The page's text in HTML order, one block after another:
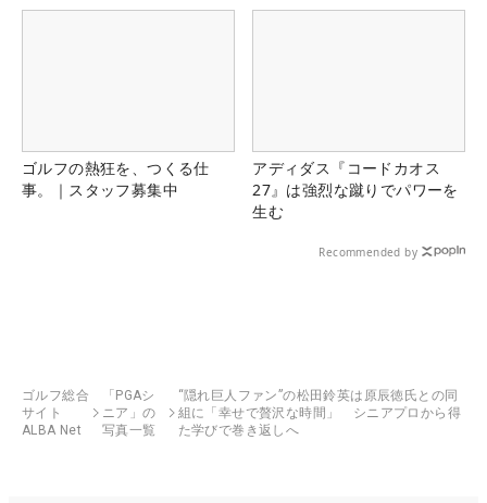
ゴルフの熱狂を、つくる仕
事。｜スタッフ募集中
アディダス『コードカオス
27』は強烈な蹴りでパワーを
生む
Recommended by
ゴルフ総合
サイト
ALBA Net
「PGAシ
ニア」の
写真一覧
“隠れ巨人ファン”の松田鈴英は原辰徳氏との同
組に「幸せで贅沢な時間」 シニアプロから得
た学びで巻き返しへ